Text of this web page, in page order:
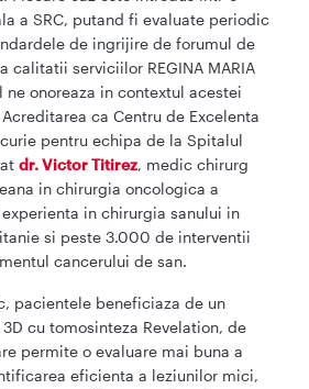
a SRC, putand fi evaluate periodic
de ingrijire de forumul de
calitatii serviciilor REGINA MARIA
onoreaza in contextul acestei
ca Centru de Excelenta
pentru echipa de la Spitalul
dr. Victor Titirez, medic chirurg
in chirurgia oncologica a
in chirurgia sanului in
si peste 3.000 de interventii
cancerului de san.
pacientele beneficiaza de un
cu tomosinteza Revelation, de
permite o evaluare mai buna a
eficienta a leziunilor mici,